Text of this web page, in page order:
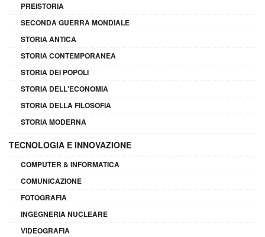
PREISTORIA
SECONDA GUERRA MONDIALE
STORIA ANTICA
STORIA CONTEMPORANEA
STORIA DEI POPOLI
STORIA DELL'ECONOMIA
STORIA DELLA FILOSOFIA
STORIA MODERNA
TECNOLOGIA E INNOVAZIONE
COMPUTER & INFORMATICA
COMUNICAZIONE
FOTOGRAFIA
INGEGNERIA NUCLEARE
VIDEOGRAFIA